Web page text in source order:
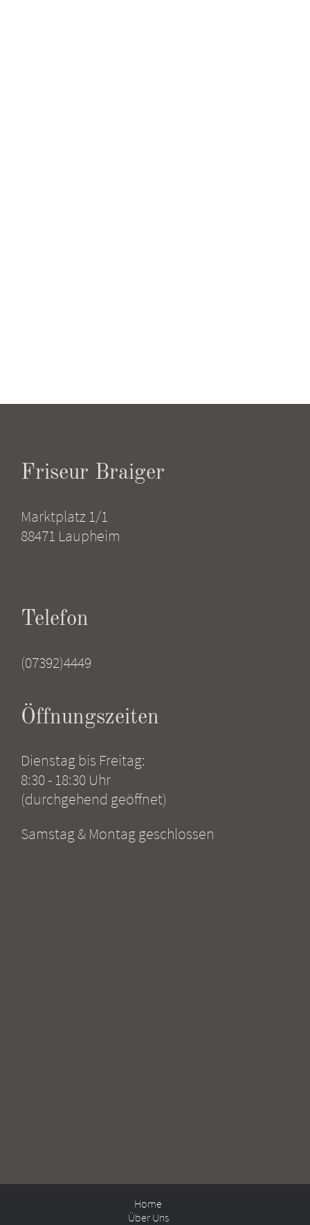
Friseur Braiger
Marktplatz 1/1
88471 Laupheim
Telefon
(07392)4449
Öffnungszeiten
Dienstag bis Freitag:
8:30 - 18:30 Uhr
(durchgehend geöffnet)
Samstag & Montag geschlossen
Home
Über Uns